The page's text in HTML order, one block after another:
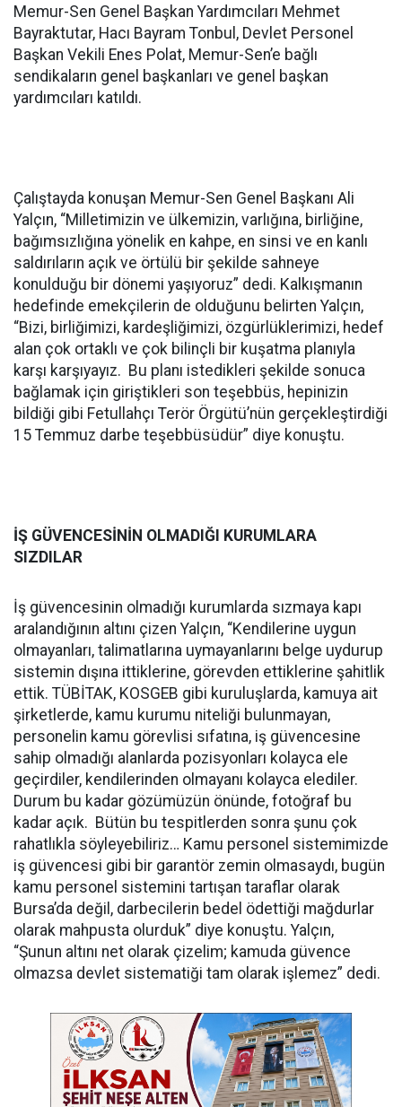
Memur-Sen Genel Başkan Yardımcıları Mehmet
Bayraktutar, Hacı Bayram Tonbul, Devlet Personel
Başkan Vekili Enes Polat, Memur-Sen’e bağlı
sendikaların genel başkanları ve genel başkan
yardımcıları katıldı.
Çalıştayda konuşan Memur-Sen Genel Başkanı Ali
Yalçın, “Milletimizin ve ülkemizin, varlığına, birliğine,
bağımsızlığına yönelik en kahpe, en sinsi ve en kanlı
saldırıların açık ve örtülü bir şekilde sahneye
konulduğu bir dönemi yaşıyoruz” dedi. Kalkışmanın
hedefinde emekçilerin de olduğunu belirten Yalçın,
“Bizi, birliğimizi, kardeşliğimizi, özgürlüklerimizi, hedef
alan çok ortaklı ve çok bilinçli bir kuşatma planıyla
karşı karşıyayız. Bu planı istedikleri şekilde sonuca
bağlamak için giriştikleri son teşebbüs, hepinizin
bildiği gibi Fetullahçı Terör Örgütü’nün gerçekleştirdiği
15 Temmuz darbe teşebbüsüdür” diye konuştu.
İŞ GÜVENCESİNİN OLMADIĞI KURUMLARA
SIZDILAR
İş güvencesinin olmadığı kurumlarda sızmaya kapı
aralandığının altını çizen Yalçın, “Kendilerine uygun
olmayanları, talimatlarına uymayanlarını belge uydurup
sistemin dışına ittiklerine, görevden ettiklerine şahitlik
ettik. TÜBİTAK, KOSGEB gibi kuruluşlarda, kamuya ait
şirketlerde, kamu kurumu niteliği bulunmayan,
personelin kamu görevlisi sıfatına, iş güvencesine
sahip olmadığı alanlarda pozisyonları kolayca ele
geçirdiler, kendilerinden olmayanı kolayca elediler.
Durum bu kadar gözümüzün önünde, fotoğraf bu
kadar açık. Bütün bu tespitlerden sonra şunu çok
rahatlıkla söyleyebiliriz… Kamu personel sistemimizde
iş güvencesi gibi bir garantör zemin olmasaydı, bugün
kamu personel sistemini tartışan taraflar olarak
Bursa’da değil, darbecilerin bedel ödettiği mağdurlar
olarak mahpusta olurduk” diye konuştu. Yalçın,
“Şunun altını net olarak çizelim; kamuda güvence
olmazsa devlet sistematiği tam olarak işlemez” dedi.